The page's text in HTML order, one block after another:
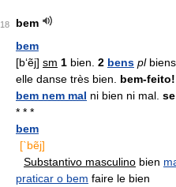
18
bem
bem
[b‘ẽj] sm 1 bien. 2 bens pl
elle danse très bien. bem-feito!
bem nem mal ni bien ni mal. se
* * *
bem
[`bẽj]
Substantivo masculino bien
praticar o bem faire le bien